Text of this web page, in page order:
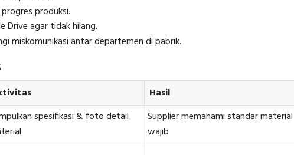
produksi.
Drive agar tidak hilang.
miskomunikasi antar departemen di pabrik.
Hasil
spesifikasi & foto detail
Supplier memahami standar material
wajib